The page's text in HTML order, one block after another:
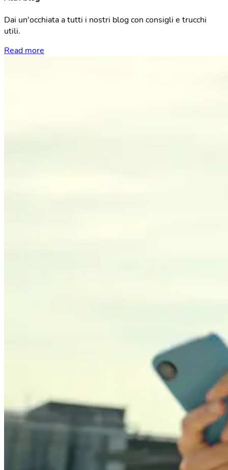
Dai un'occhiata a tutti i nostri blog con consigli e trucchi
utili.
Read more